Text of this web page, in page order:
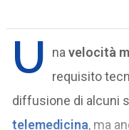
U navelocità
requisito
diffusione di alcuni
telemedicina, ma